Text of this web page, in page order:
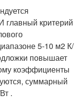
главный критерий
5-10 м2 К/
повышает
коэффициенты
суммарный
.